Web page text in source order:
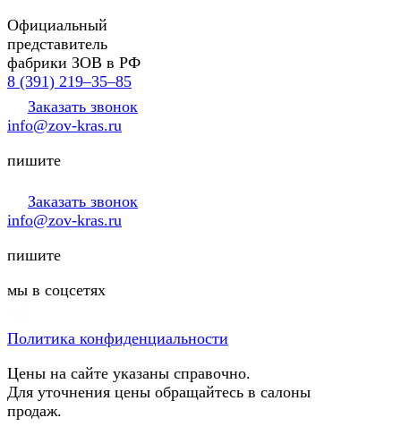
Официальный
представитель
фабрики ЗОВ в РФ
8 (391) 219‒35‒85
Заказать звонок
info@zov-kras.ru
пишите
Заказать звонок
info@zov-kras.ru
пишите
мы в соцсетях
Политика конфиденциальности
Цены на сайте указаны справочно.
Для уточнения цены обращайтесь в салоны
продаж.